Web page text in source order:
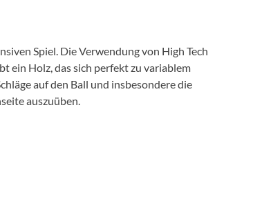
Spiel. Die Verwendung von High Tech
ein Holz, das sich perfekt zu variablem
auf den Ball und insbesondere die
auszuüben.